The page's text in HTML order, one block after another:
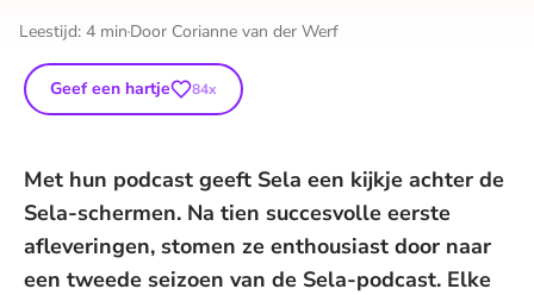
Leestijd: 4 min Door Corianne van der Werf
Geef een hartje 84x
Met hun podcast geeft Sela een kijkje achter de
Sela-schermen. Na tien succesvolle eerste
afleveringen, stomen ze enthousiast door naar
een tweede seizoen van de Sela-podcast. Elke